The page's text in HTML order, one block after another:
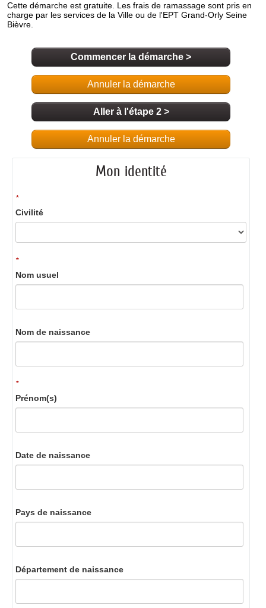
Commencer la démarche >
Annuler la démarche
Aller à l'étape 2 >
Annuler la démarche
Mon identité
*
Civilité
*
Nom usuel
Nom de naissance
*
Prénom(s)
Date de naissance
Pays de naissance
Département de naissance